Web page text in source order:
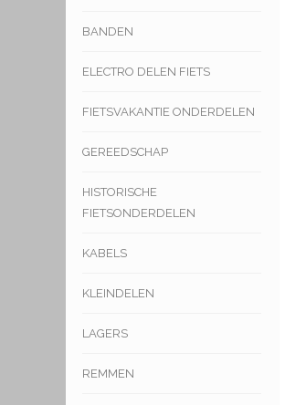
BANDEN
ELECTRO DELEN FIETS
FIETSVAKANTIE ONDERDELEN
GEREEDSCHAP
HISTORISCHE
FIETSONDERDELEN
KABELS
KLEINDELEN
LAGERS
REMMEN